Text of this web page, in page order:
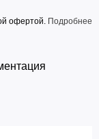
офертой. Подробнее